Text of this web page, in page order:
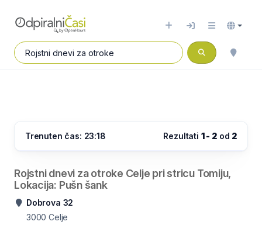
Trenuten čas: 23:18 Rezultati 1 - 2od 2
Rojstni dnevi za otroke Celje pri stricu Tomiju,
Lokacija: Pušn šank
Dobrova 32
3000 Celje